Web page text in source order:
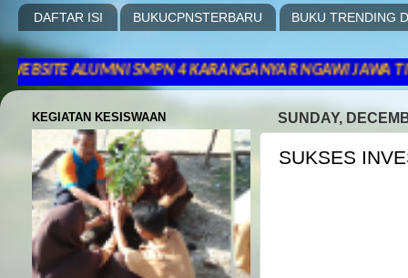
DAFTAR ISI BUKUCPNSTERBARU BUKU TRENDING
ALUMNI SMPN 4 KARANGANYAR NGAWI
SUNDAY,
SUKSES
KEGIATAN KESISWAAN